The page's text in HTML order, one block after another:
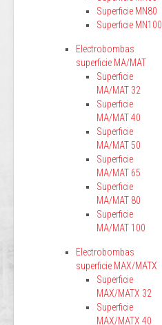
Superficie MN80
Superficie MN100
Electrobombas
superficie MA/MAT
Superficie
MA/MAT 32
Superficie
MA/MAT 40
Superficie
MA/MAT 50
Superficie
MA/MAT 65
Superficie
MA/MAT 80
Superficie
MA/MAT 100
Electrobombas
superficie MAX/MATX
Superficie
MAX/MATX 32
Superficie
MAX/MATX 40